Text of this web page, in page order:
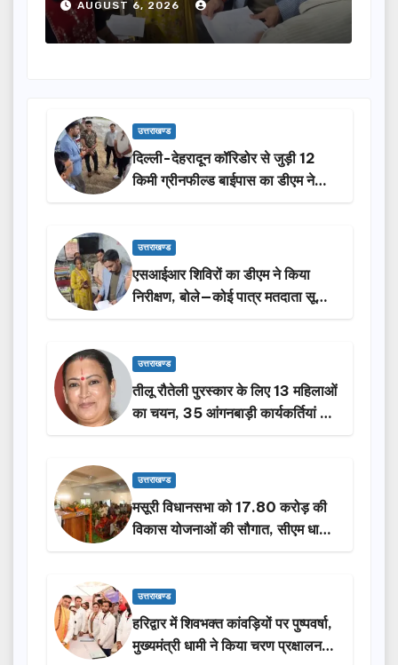
AUGUST 6, 2026
उत्तराखण्ड
दिल्ली-देहरादून कॉरिडोर से जुड़ी 12
किमी ग्रीनफील्ड बाईपास का डीएम ने
किया निरीक्षण…
उत्तराखण्ड
एसआईआर शिविरों का डीएम ने किया
निरीक्षण, बोले—कोई पात्र मतदाता सूची
से न छूटे…
उत्तराखण्ड
तीलू रौतेली पुरस्कार के लिए 13 महिलाओं
का चयन, 35 आंगनबाड़ी कार्यकर्तियां भी
होंगी सम्मानित…
उत्तराखण्ड
मसूरी विधानसभा को 17.80 करोड़ की
विकास योजनाओं की सौगात, सीएम धामी
ने किया लोकार्पण-शिलान्यास.
उत्तराखण्ड
हरिद्वार में शिवभक्त कांवड़ियों पर पुष्पवर्षा,
मुख्यमंत्री धामी ने किया चरण प्रक्षालन…